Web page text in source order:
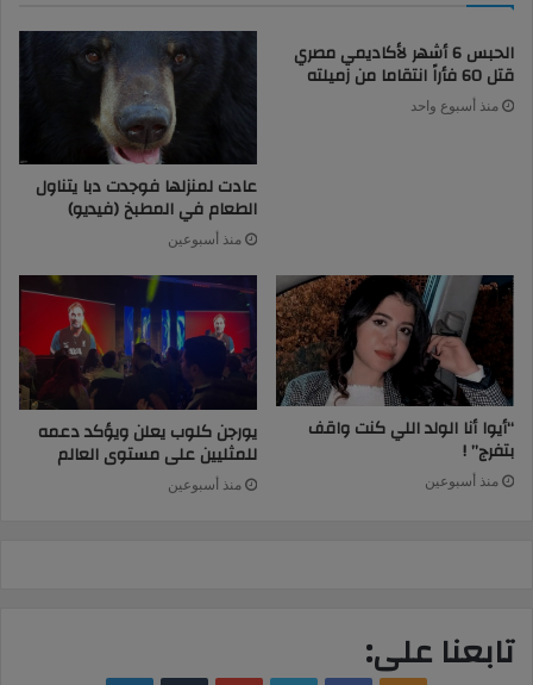
الحبس 6 أشهر لأكاديمي مصري
قتل 60 فأراً انتقاما من زميلته
منذ أسبوع واحد
عادت لمنزلها فوجدت دبا يتناول
الطعام في المطبخ (فيديو)
منذ أسبوعين
“أيوا أنا الولد اللي كنت واقف
بتفرج” !
منذ أسبوعين
يورجن كلوب يعلن ويؤكد دعمه
للمثليين على مستوى العالم
منذ أسبوعين
تابعنا على: